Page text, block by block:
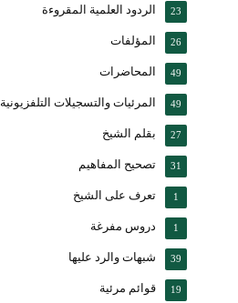
الردود العلمية المقروءة 23
المؤلفات 26
المحاضرات 49
المرئيات والتسجيلات التلفزيونية 49
بقلم الشيخ 27
تصحيح المفاهيم 31
تعرف على الشيخ 1
دروس مفرغة 1
شبهات والرد عليها 39
قوائم مرئية 19